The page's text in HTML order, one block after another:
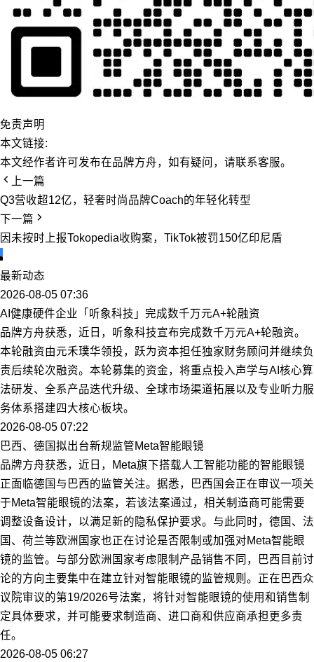
免责声明
本文链接:
本文经作者许可发布在品牌方舟，如有疑问，请联系客服。
上一篇
Q3营收超12亿，轻奢时尚品牌Coach的年轻化转型
下一篇
因未按时上报Tokopedia收购案，TikTok被罚150亿印尼盾
最新动态
2026-08-05 07:36
AI健康硬件企业「听象科技」完成数千万元A+轮融资
品牌方舟获悉，近日，听象科技宣布完成数千万元A+轮融资。
本轮融资由元禾璞华领投，跃为资本担任独家财务顾问并继续负
责后续轮次融资。本轮募集的资金，将重点投入声学与AI核心算
法研发、全系产品迭代升级、全球市场渠道拓展以及专业听力服
务体系搭建四大核心板块。
2026-08-05 07:22
巴西、德国拟出台新规监管Meta智能眼镜
品牌方舟获悉，近日，Meta旗下搭载人工智能功能的智能眼镜
正面临德国与巴西的监管关注。据悉，巴西国会正在审议一项关
于Meta智能眼镜的法案，若该法案通过，相关制造商可能需要
调整设备设计，以满足新的隐私保护要求。与此同时，德国、法
国、荷兰等欧洲国家也正在讨论是否限制或加强对Meta智能眼
镜的监管。与部分欧洲国家考虑限制产品销售不同，巴西目前讨
论的方向主要集中在建立针对智能眼镜的监管规则。正在巴西众
议院审议的第19/2026号法案，将针对智能眼镜的使用和销售制
定具体要求，并可能要求制造商、进口商和供应商承担更多责
任。
2026-08-05 06:27